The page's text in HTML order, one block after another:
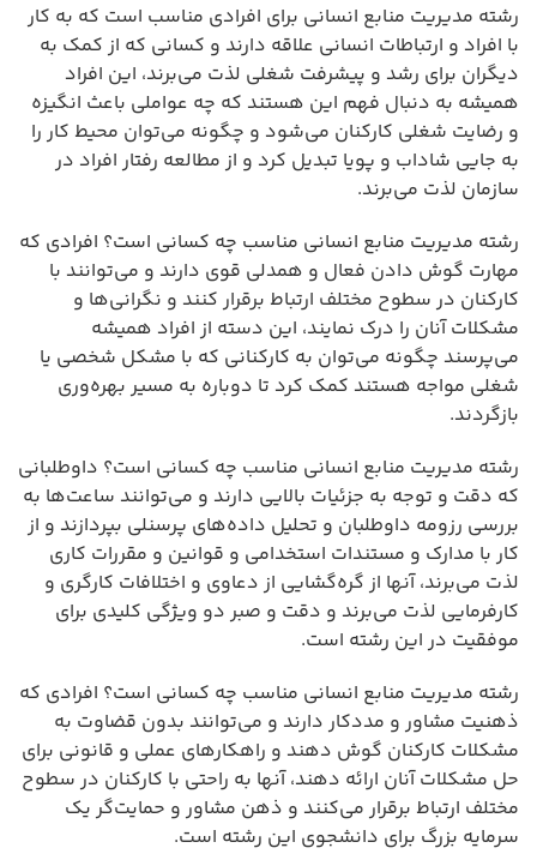
رشته مدیریت منابع انسانی برای افرادی مناسب است که به کار
با افراد و ارتباطات انسانی علاقه دارند و کسانی که از کمک به
دیگران برای رشد و پیشرفت شغلی لذت می‌برند، این افراد
همیشه به دنبال فهم این هستند که چه عواملی باعث انگیزه
و رضایت شغلی کارکنان می‌شود و چگونه می‌توان محیط کار را
به جایی شاداب و پویا تبدیل کرد و از مطالعه رفتار افراد در
سازمان لذت می‌برند.
رشته مدیریت منابع انسانی مناسب چه کسانی است؟ افرادی که
مهارت گوش دادن فعال و همدلی قوی دارند و می‌توانند با
کارکنان در سطوح مختلف ارتباط برقرار کنند و نگرانی‌ها و
مشکلات آنان را درک نمایند، این دسته از افراد همیشه
می‌پرسند چگونه می‌توان به کارکنانی که با مشکل شخصی یا
شغلی مواجه هستند کمک کرد تا دوباره به مسیر بهره‌وری
بازگردند.
رشته مدیریت منابع انسانی مناسب چه کسانی است؟ داوطلبانی
که دقت و توجه به جزئیات بالایی دارند و می‌توانند ساعت‌ها به
بررسی رزومه داوطلبان و تحلیل داده‌های پرسنلی بپردازند و از
کار با مدارک و مستندات استخدامی و قوانین و مقررات کاری
لذت می‌برند، آنها از گره‌گشایی از دعاوی و اختلافات کارگری و
کارفرمایی لذت می‌برند و دقت و صبر دو ویژگی کلیدی برای
موفقیت در این رشته است.
رشته مدیریت منابع انسانی مناسب چه کسانی است؟ افرادی که
ذهنیت مشاور و مددکار دارند و می‌توانند بدون قضاوت به
مشکلات کارکنان گوش دهند و راهکارهای عملی و قانونی برای
حل مشکلات آنان ارائه دهند، آنها به راحتی با کارکنان در سطوح
مختلف ارتباط برقرار می‌کنند و ذهن مشاور و حمایت‌گر یک
سرمایه بزرگ برای دانشجوی این رشته است.